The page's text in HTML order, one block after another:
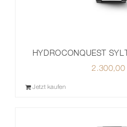
HYDROCONQUEST
Jetzt kaufen